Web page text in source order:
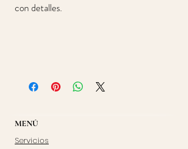
con detalles.
MENÚ
Servicios